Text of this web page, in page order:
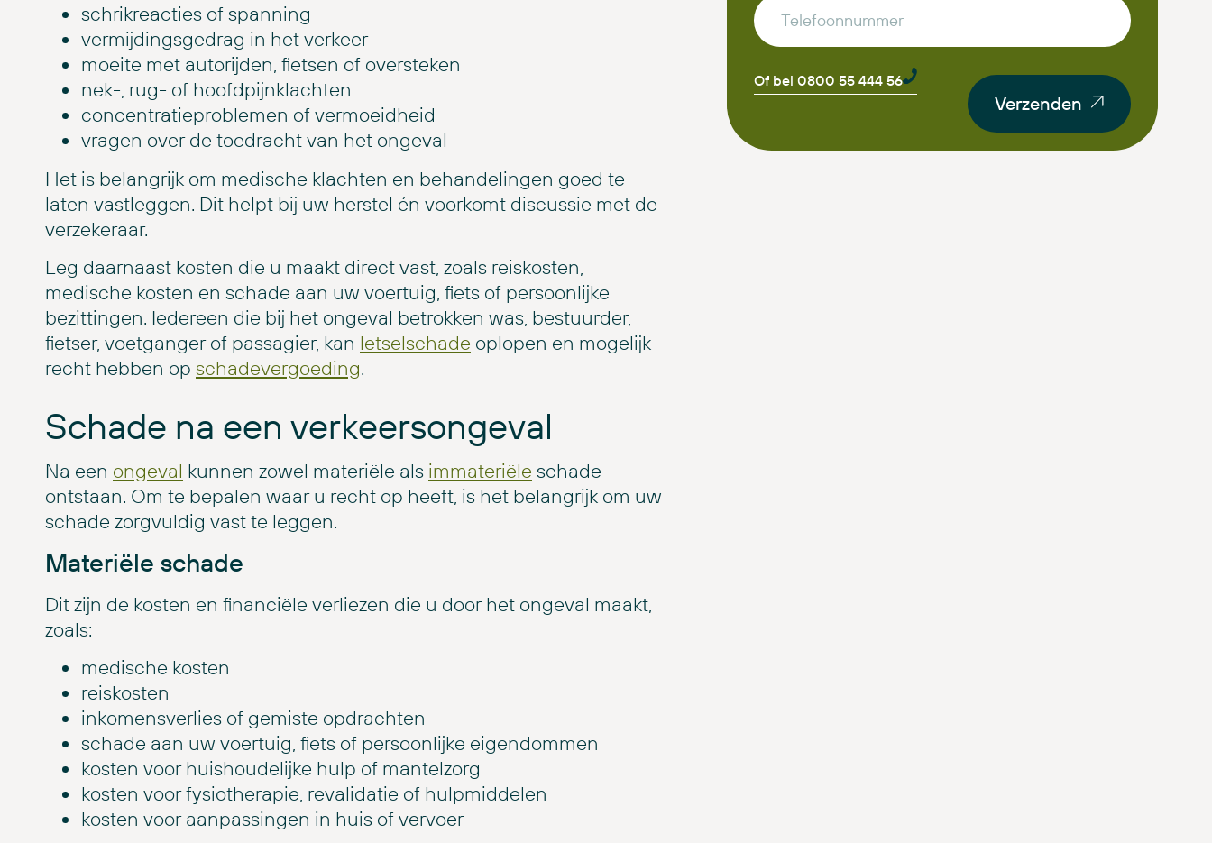
schrikreacties of spanning
vermijdingsgedrag in het verkeer
moeite met autorijden, fietsen of oversteken
nek-, rug- of hoofdpijnklachten
concentratieproblemen of vermoeidheid
vragen over de toedracht van het ongeval
Het is belangrijk om medische klachten en behandelingen goed te
laten vastleggen. Dit helpt bij uw herstel én voorkomt discussie met de
verzekeraar.
Leg daarnaast kosten die u maakt direct vast, zoals reiskosten,
medische kosten en schade aan uw voertuig, fiets of persoonlijke
bezittingen. Iedereen die bij het ongeval betrokken was, bestuurder,
fietser, voetganger of passagier, kan letselschade oplopen en mogelijk
recht hebben op schadevergoeding.
Schade na een verkeersongeval
Na een ongeval kunnen zowel materiële als immateriële schade
ontstaan. Om te bepalen waar u recht op heeft, is het belangrijk om uw
schade zorgvuldig vast te leggen.
Materiële schade
Dit zijn de kosten en financiële verliezen die u door het ongeval maakt,
zoals:
medische kosten
reiskosten
inkomensverlies of gemiste opdrachten
schade aan uw voertuig, fiets of persoonlijke eigendommen
kosten voor huishoudelijke hulp of mantelzorg
kosten voor fysiotherapie, revalidatie of hulpmiddelen
kosten voor aanpassingen in huis of vervoer
Verzenden
Of bel 0800 55 444 56